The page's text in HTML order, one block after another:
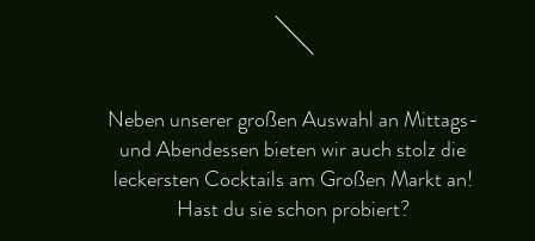
Neben unserer großen Auswahl an Mittags-
und Abendessen bieten wir auch stolz die
leckersten Cocktails am Großen Markt an!
Hast du sie schon probiert?